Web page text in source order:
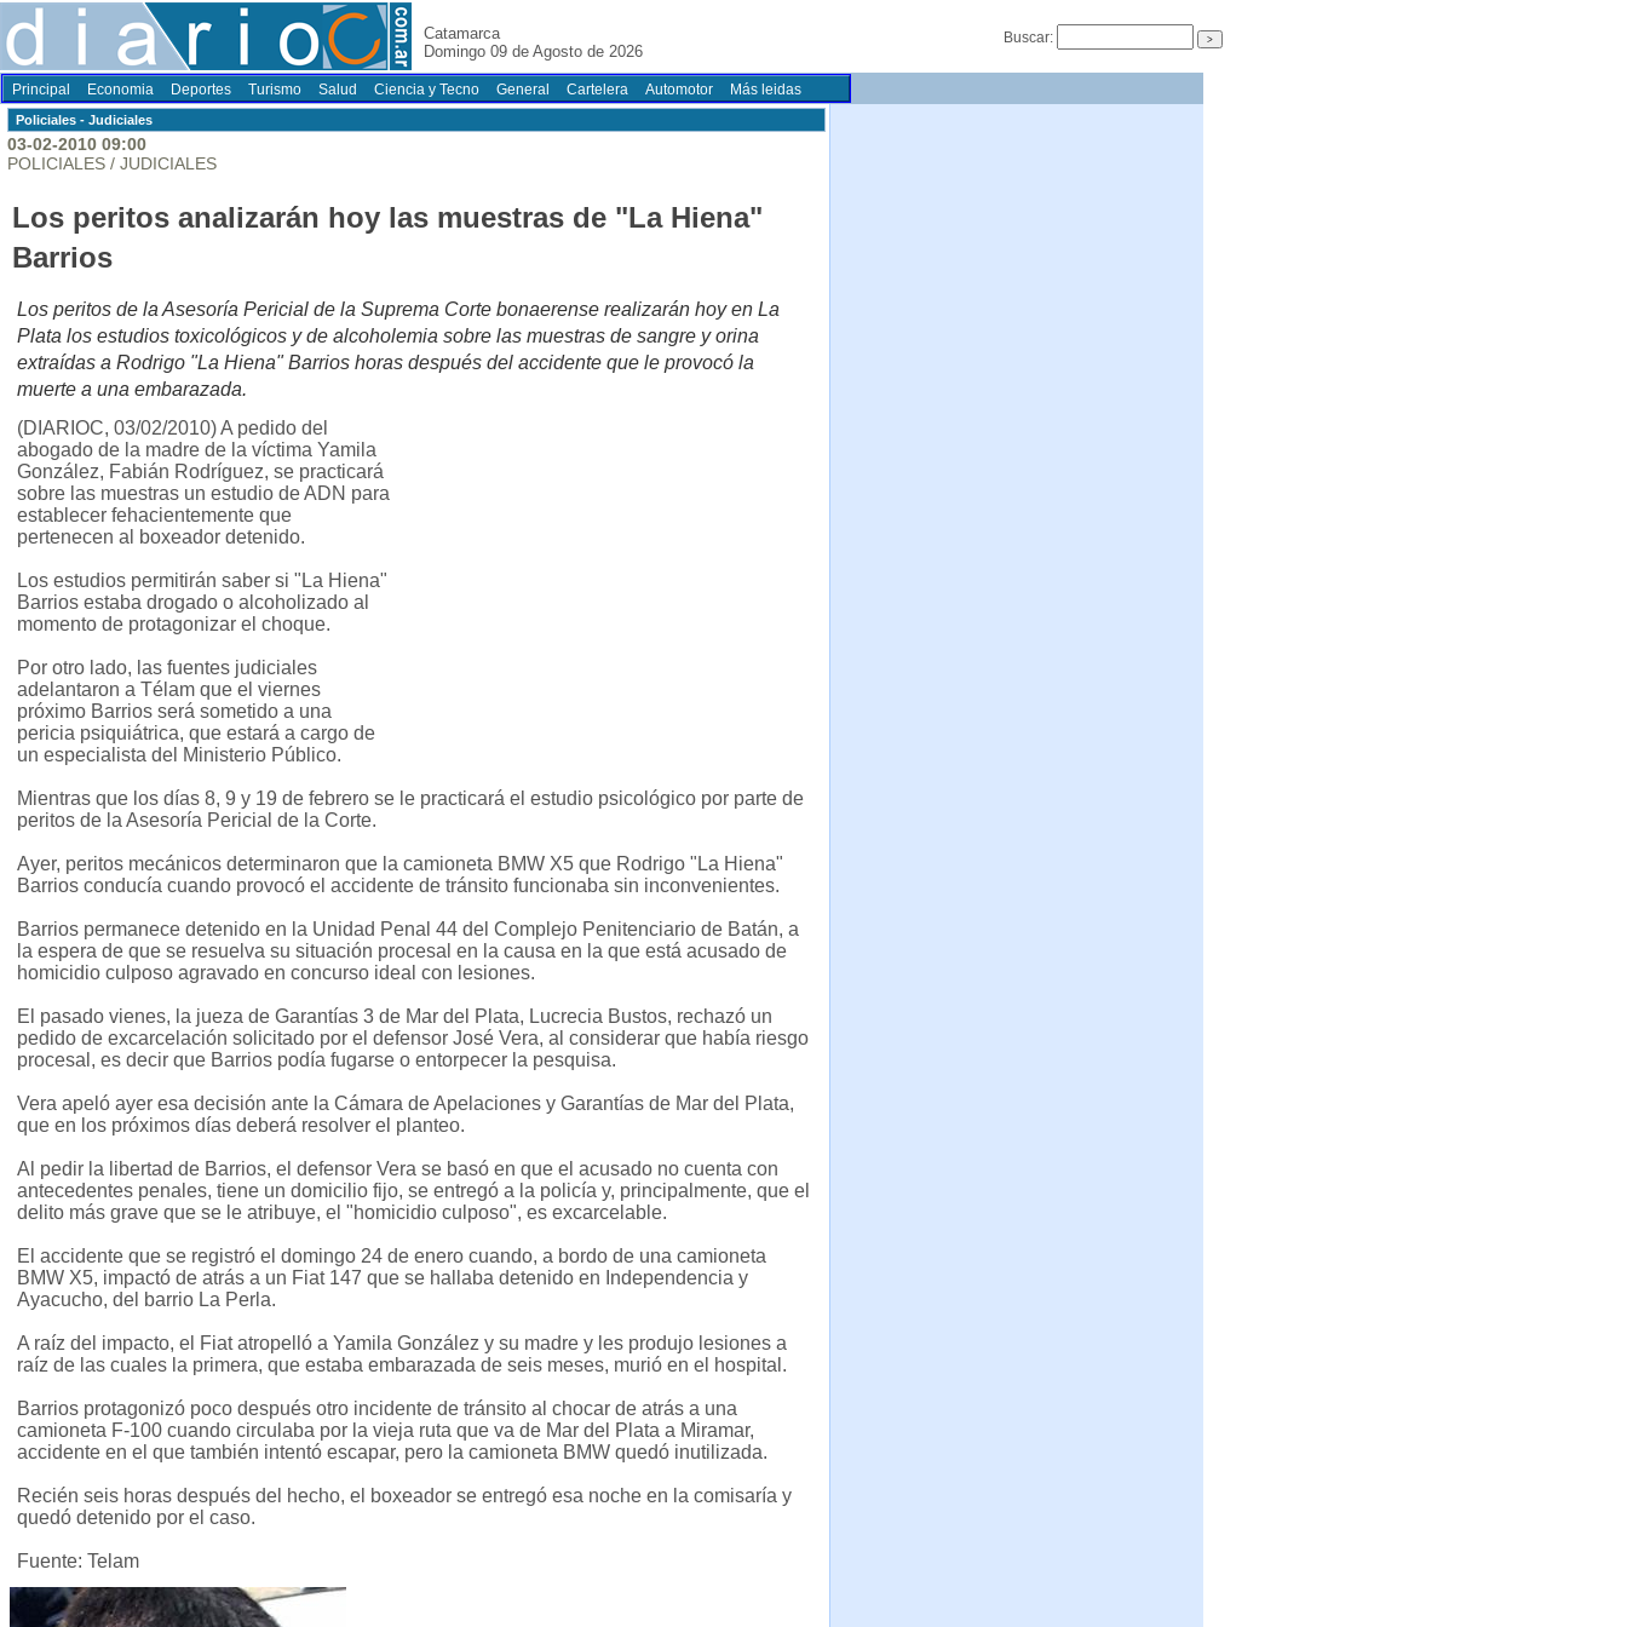
Catamarca
Domingo 09 de Agosto de 2026
Buscar:
Principal Economia Deportes Turismo Salud Ciencia y Tecno General Cartelera Automotor Más leidas
Policiales - Judiciales
03-02-2010 09:00
POLICIALES / JUDICIALES
Los peritos analizarán hoy las muestras de "La Hiena"
Barrios
Los peritos de la Asesoría Pericial de la Suprema Corte bonaerense realizarán hoy en La
Plata los estudios toxicológicos y de alcoholemia sobre las muestras de sangre y orina
extraídas a Rodrigo "La Hiena" Barrios horas después del accidente que le provocó la
muerte a una embarazada.
(DIARIOC, 03/02/2010) A pedido del
abogado de la madre de la víctima Yamila
González, Fabián Rodríguez, se practicará
sobre las muestras un estudio de ADN para
establecer fehacientemente que
pertenecen al boxeador detenido.
Los estudios permitirán saber si "La Hiena"
Barrios estaba drogado o alcoholizado al
momento de protagonizar el choque.
Por otro lado, las fuentes judiciales
adelantaron a Télam que el viernes
próximo Barrios será sometido a una
pericia psiquiátrica, que estará a cargo de
un especialista del Ministerio Público.
Mientras que los días 8, 9 y 19 de febrero se le practicará el estudio psicológico por parte de
peritos de la Asesoría Pericial de la Corte.
Ayer, peritos mecánicos determinaron que la camioneta BMW X5 que Rodrigo "La Hiena"
Barrios conducía cuando provocó el accidente de tránsito funcionaba sin inconvenientes.
Barrios permanece detenido en la Unidad Penal 44 del Complejo Penitenciario de Batán, a
la espera de que se resuelva su situación procesal en la causa en la que está acusado de
homicidio culposo agravado en concurso ideal con lesiones.
El pasado vienes, la jueza de Garantías 3 de Mar del Plata, Lucrecia Bustos, rechazó un
pedido de excarcelación solicitado por el defensor José Vera, al considerar que había riesgo
procesal, es decir que Barrios podía fugarse o entorpecer la pesquisa.
Vera apeló ayer esa decisión ante la Cámara de Apelaciones y Garantías de Mar del Plata,
que en los próximos días deberá resolver el planteo.
Al pedir la libertad de Barrios, el defensor Vera se basó en que el acusado no cuenta con
antecedentes penales, tiene un domicilio fijo, se entregó a la policía y, principalmente, que el
delito más grave que se le atribuye, el "homicidio culposo", es excarcelable.
El accidente que se registró el domingo 24 de enero cuando, a bordo de una camioneta
BMW X5, impactó de atrás a un Fiat 147 que se hallaba detenido en Independencia y
Ayacucho, del barrio La Perla.
A raíz del impacto, el Fiat atropelló a Yamila González y su madre y les produjo lesiones a
raíz de las cuales la primera, que estaba embarazada de seis meses, murió en el hospital.
Barrios protagonizó poco después otro incidente de tránsito al chocar de atrás a una
camioneta F-100 cuando circulaba por la vieja ruta que va de Mar del Plata a Miramar,
accidente en el que también intentó escapar, pero la camioneta BMW quedó inutilizada.
Recién seis horas después del hecho, el boxeador se entregó esa noche en la comisaría y
quedó detenido por el caso.
Fuente: Telam